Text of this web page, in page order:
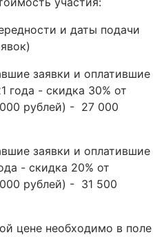
и даты подачи
заявки и оплатившие
года - скидка 30% от
рублей) - 27 000
заявки и оплатившие
- скидка 20% от
рублей) - 31 500
цене необходимо в поле